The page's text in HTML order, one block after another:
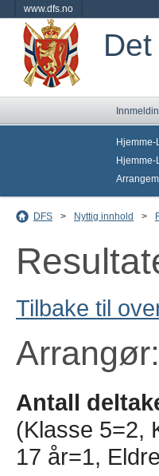
www.dfs.no
Hjemme-
Hjemme-
DFS > Nyttig innhold >
Tilbake til
Antall
(Klasse 5=2,
17 år=1,